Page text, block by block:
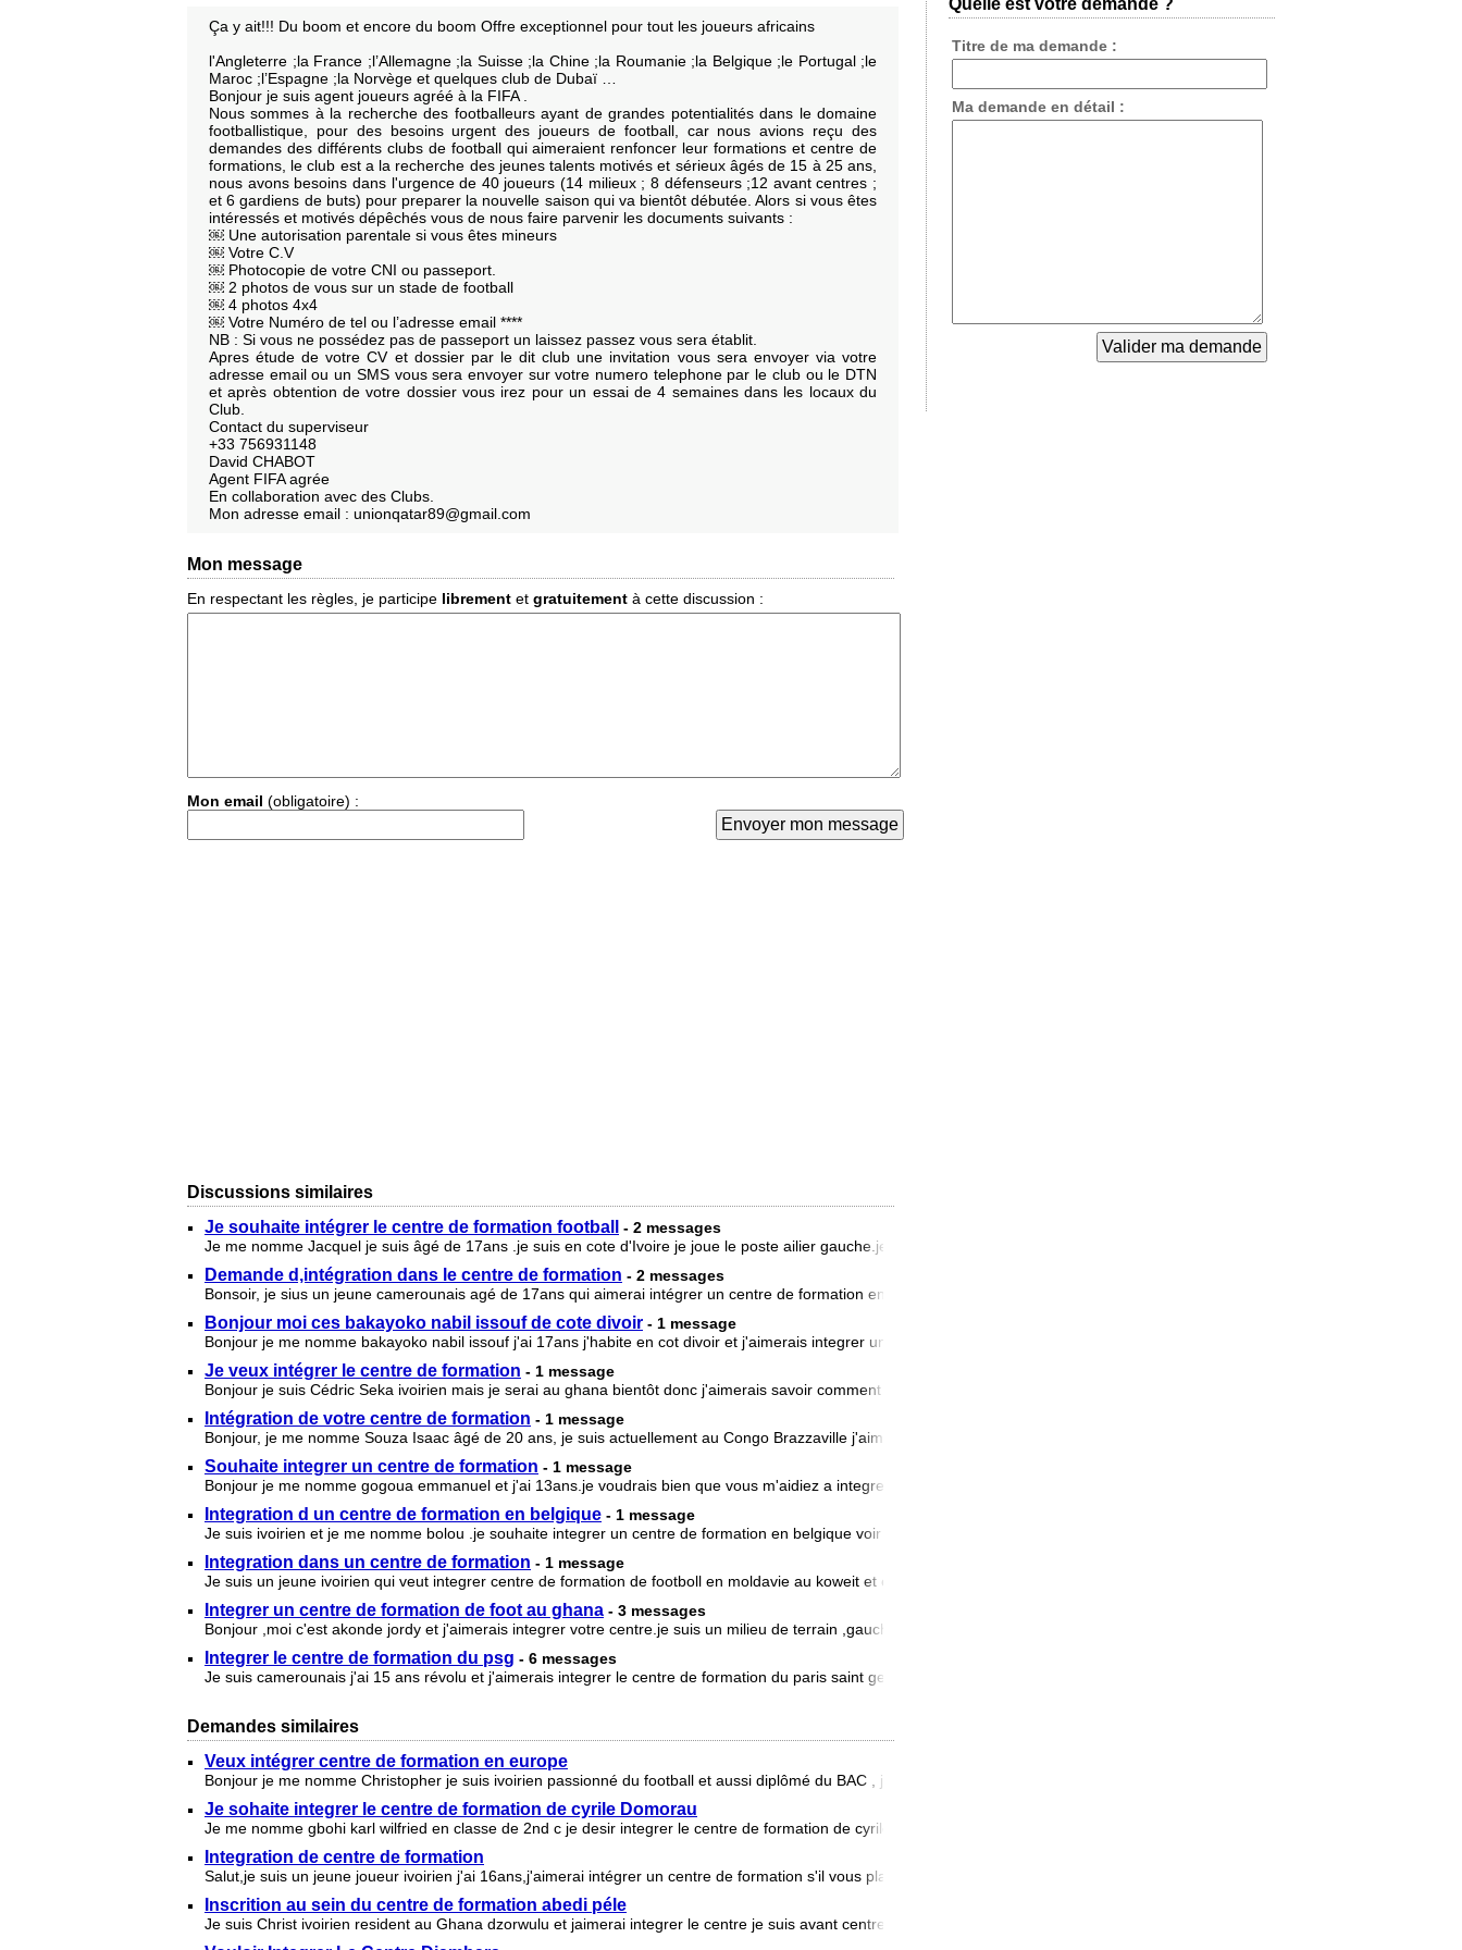
Ça y ait!!! Du boom et encore du boom Offre exceptionnel pour tout les joueurs africains
l'Angleterre ;la France ;l’Allemagne ;la Suisse ;la Chine ;la Roumanie ;la Belgique ;le Portugal ;le
Maroc ;l’Espagne ;la Norvège et quelques club de Dubaï …
Bonjour je suis agent joueurs agréé à la FIFA .
Nous sommes à la recherche des footballeurs ayant de grandes potentialités dans le domaine
footballistique, pour des besoins urgent des joueurs de football, car nous avions reçu des
demandes des différents clubs de football qui aimeraient renfoncer leur formations et centre de
formations, le club est a la recherche des jeunes talents motivés et sérieux âgés de 15 à 25 ans,
nous avons besoins dans l'urgence de 40 joueurs (14 milieux ; 8 défenseurs ;12 avant centres ;
et 6 gardiens de buts) pour preparer la nouvelle saison qui va bientôt débutée. Alors si vous êtes
intéressés et motivés dépêchés vous de nous faire parvenir les documents suivants :
￼ Une autorisation parentale si vous êtes mineurs
￼ Votre C.V
￼ Photocopie de votre CNI ou passeport.
￼ 2 photos de vous sur un stade de football
￼ 4 photos 4x4
￼ Votre Numéro de tel ou l’adresse email ****
NB : Si vous ne possédez pas de passeport un laissez passez vous sera établit.
Apres étude de votre CV et dossier par le dit club une invitation vous sera envoyer via votre
adresse email ou un SMS vous sera envoyer sur votre numero telephone par le club ou le DTN
et après obtention de votre dossier vous irez pour un essai de 4 semaines dans les locaux du
Club.
Contact du superviseur
+33 756931148
David CHABOT
Agent FIFA agrée
En collaboration avec des Clubs.
Mon adresse email : unionqatar89@gmail.com
Mon message
En respectant les règles, je participe librement et gratuitement à cette discussion :
Mon email (obligatoire) :
Discussions similaires
Je souhaite intégrer le centre de formation football
- 2 messages
Je me nomme Jacquel je suis âgé de 17ans .je suis en cote d'Ivoire je joue le poste ailier gauche.je souhaite intégrer
Demande d,intégration dans le centre de formation - 2 messages
Bonsoir, je sius un jeune camerounais agé de 17ans qui aimerai intégrer un centre de formation en europe. J,évolus comme
Bonjour moi ces bakayoko nabil issouf de cote divoir - 1 message
Bonjour je me nomme bakayoko nabil issouf j'ai 17ans j'habite en cot divoir et j'aimerais integrer un centre de formatio
Je veux intégrer le centre de formation - 1 message
Bonjour je suis Cédric Seka ivoirien mais je serai au ghana bientôt donc j'aimerais savoir comment faire pour intégrer v
Intégration de votre centre de formation - 1 message
Bonjour, je me nomme Souza Isaac âgé de 20 ans, je suis actuellement au Congo Brazzaville j'aimerais intégrer votre cent
Souhaite integrer un centre de formation - 1 message
Bonjour je me nomme gogoua emmanuel et j'ai 13ans.je voudrais bien que vous m'aidiez a integrer un centre de formation d
Integration d un centre de formation en belgique - 1 message
Je suis ivoirien et je me nomme bolou .je souhaite integrer un centre de formation en belgique voir faire un essai .j ai
Integration dans un centre de formation - 1 message
Je suis un jeune ivoirien qui veut integrer centre de formation de footboll en moldavie au koweit et en bulgarie
Integrer un centre de formation de foot au ghana - 3 messages
Bonjour ,moi c'est akonde jordy et j'aimerais integrer votre centre.je suis un milieu de terrain ,gauchet j'ai 14ans et
Integrer le centre de formation du psg - 6 messages
Je suis camerounais j'ai 15 ans révolu et j'aimerais integrer le centre de formation du paris saint germain;poste de pr
Demandes similaires
Veux intégrer centre de formation en europe
Bonjour je me nomme Christopher je suis ivoirien passionné du football et aussi diplômé du BAC , je souhaiterais rentrer
Je sohaite integrer le centre de formation de cyrile Domorau
Je me nomme gbohi karl wilfried en classe de 2nd c je desir integrer le centre de formation de cyrile domoraud mon reve
Integration de centre de formation
Salut,je suis un jeune joueur ivoirien j'ai 16ans,j'aimerai intégrer un centre de formation s'il vous plais contacter mo
Inscrition au sein du centre de formation abedi péle
Je suis Christ ivoirien resident au Ghana dzorwulu et jaimerai integrer le centre je suis avant centre avec asset de qua
Quelle est votre demande ?
Titre de ma demande :
Ma demande en détail :